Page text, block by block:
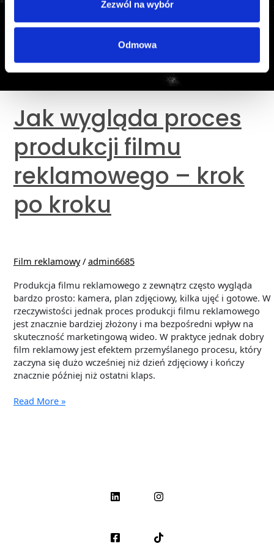
Zezwól na wybór
Odmowa
Jak wygląda proces
produkcji filmu
reklamowego – krok
po kroku
Film reklamowy/admin6685
Produkcja filmu reklamowego z zewnątrz często wygląda
bardzo prosto: kamera, plan zdjęciowy, kilka ujęć i gotowe. W
rzeczywistości jednak proces produkcji filmu reklamowego
jest znacznie bardziej złożony i ma bezpośredni wpływ na
skuteczność marketingową wideo. W praktyce jednak dobry
film reklamowy jest efektem przemyślanego procesu, który
zaczyna się dużo wcześniej niż dzień zdjęciowy i kończy
znacznie później niż ostatni klaps.
kroku
Read More »